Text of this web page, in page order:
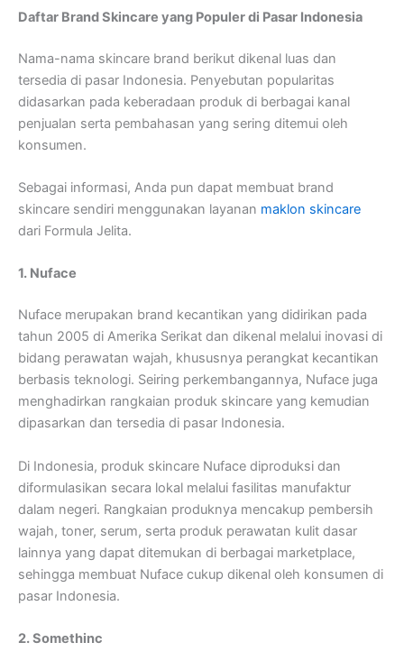
Daftar Brand Skincare yang Populer di Pasar Indonesia
Nama-nama skincare brand berikut dikenal luas dan
tersedia di pasar Indonesia. Penyebutan popularitas
didasarkan pada keberadaan produk di berbagai kanal
penjualan serta pembahasan yang sering ditemui oleh
konsumen.
Sebagai informasi, Anda pun dapat membuat brand
skincare sendiri menggunakan layanan maklon skincare
dari Formula Jelita.
1. Nuface
Nuface merupakan brand kecantikan yang didirikan pada
tahun 2005 di Amerika Serikat dan dikenal melalui inovasi di
bidang perawatan wajah, khususnya perangkat kecantikan
berbasis teknologi. Seiring perkembangannya, Nuface juga
menghadirkan rangkaian produk skincare yang kemudian
dipasarkan dan tersedia di pasar Indonesia.
Di Indonesia, produk skincare Nuface diproduksi dan
diformulasikan secara lokal melalui fasilitas manufaktur
dalam negeri. Rangkaian produknya mencakup pembersih
wajah, toner, serum, serta produk perawatan kulit dasar
lainnya yang dapat ditemukan di berbagai marketplace,
sehingga membuat Nuface cukup dikenal oleh konsumen di
pasar Indonesia.
2. Somethinc